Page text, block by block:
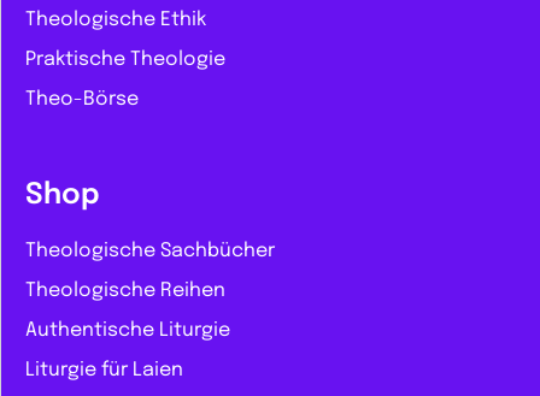
Theologische Ethik
Praktische Theologie
Theo-Börse
Shop
Theologische Sachbücher
Theologische Reihen
Authentische Liturgie
Liturgie für Laien